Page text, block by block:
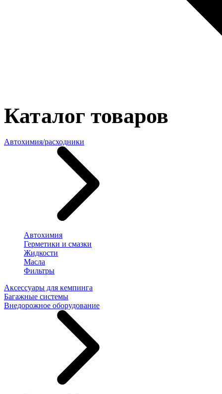
Каталог товаров
Автохимия/расходники
Автохимия
Герметики и смазки
Жидкости
Масла
Фильтры
Аксессуары для кемпинга
Багажные системы
Внедорожное оборудование